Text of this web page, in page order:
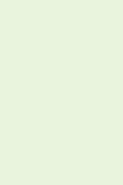
タログ